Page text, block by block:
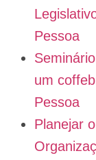
Pessoa
um
Pessoa
Planejar